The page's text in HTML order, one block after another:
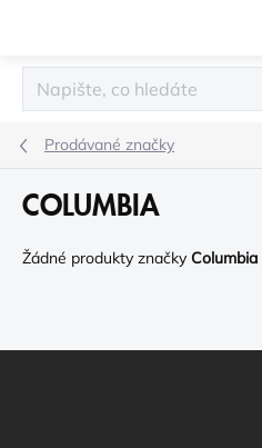
Prodávané značky
COLUMBIA
Žádné produkty značky Columbia